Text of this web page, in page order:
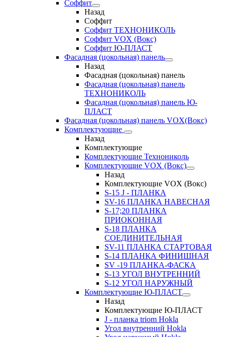
Соффит
Назад
Соффит
Соффит ТЕХНОНИКОЛЬ
Соффит VOX (Вокс)
Соффит Ю-ПЛАСТ
Фасадная (цокольная) панель
Назад
Фасадная (цокольная) панель
Фасадная (цокольная) панель
ТЕХНОНИКОЛЬ
Фасадная (цокольная) панель Ю-
ПЛАСТ
Фасадная (цокольная) панель VOX(Вокс)
Комплектующие
Назад
Комплектующие
Комплектующие Технониколь
Комплектующие VOX (Вокс)
Назад
Комплектующие VOX (Вокс)
S-15 J - ПЛАНКА
SV-16 ПЛАНКА НАВЕСНАЯ
S-17;20 ПЛАНКА
ПРИОКОННАЯ
S-18 ПЛАНКА
СОЕДИНИТЕЛЬНАЯ
SV-11 ПЛАНКА СТАРТОВАЯ
S-14 ПЛАНКА ФИНИШНАЯ
SV -19 ПЛАНКА-ФАСКА
S-13 УГОЛ ВНУТРЕННИЙ
S-12 УГОЛ НАРУЖНЫЙ
Комплектующие Ю-ПЛАСТ
Назад
Комплектующие Ю-ПЛАСТ
J - планка triom Hokla
Угол внутренний Hokla